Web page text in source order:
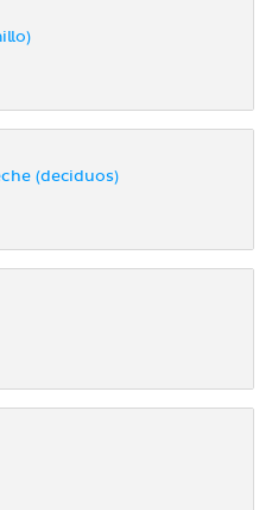
(deciduos)